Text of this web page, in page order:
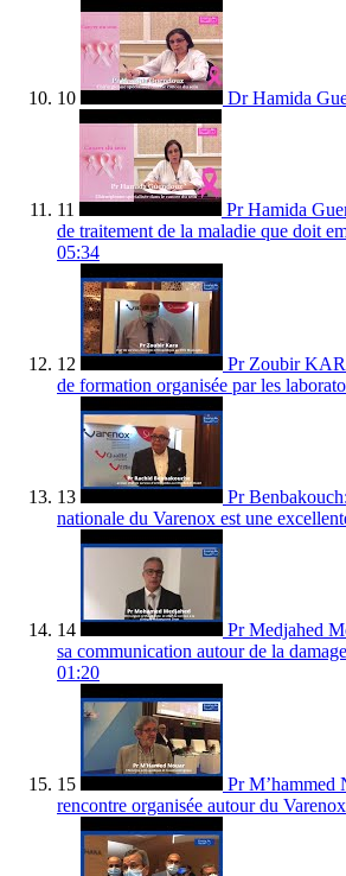
10 Dr Hamida
11
Pr Hamida
de traitement de la maladie que doit
05:34
12
Pr Zoubir
de formation organisée par les
13
Pr
nationale du Varenox est une
14
Pr Medjahed
sa communication autour de la
01:20
15
Pr M’hammed
rencontre organisée autour du Varenox